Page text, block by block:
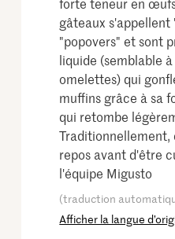
gâteaux s'appellent
"popovers" et sont
liquide (semblable
omelettes) qui
muffins grâce à sa
qui retombe
Traditionnellement,
repos avant d'être
l'équipe Migusto
(traduction
Afficher la langue